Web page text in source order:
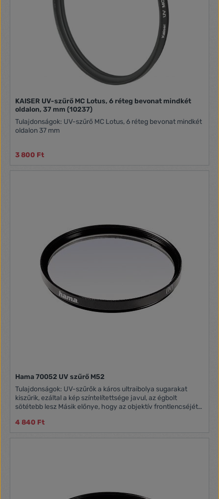
KAISER UV-szűrő MC Lotus, 6 réteg bevonat mindkét
oldalon, 37 mm (10237)
Tulajdonságok: UV-szűrő MC Lotus, 6 réteg bevonat mindkét
oldalon 37 mm
3 800 Ft
Hama 70052 UV szűrő M52
Tulajdonságok: UV-szűrők a káros ultraibolya sugarakat
kiszűrik, ezáltal a kép színtelítettsége javul, az égbolt
sötétebb lesz Másik előnye, hogy az objektív frontlencséjét
vékonyságú optikai üveg Méret: 52mm
4 840 Ft